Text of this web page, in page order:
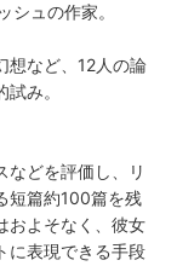
ュの作家。
想など、12人の論
み。
などを評価し、リ
短篇約100篇を残
およそなく、彼女
に表現できる手段